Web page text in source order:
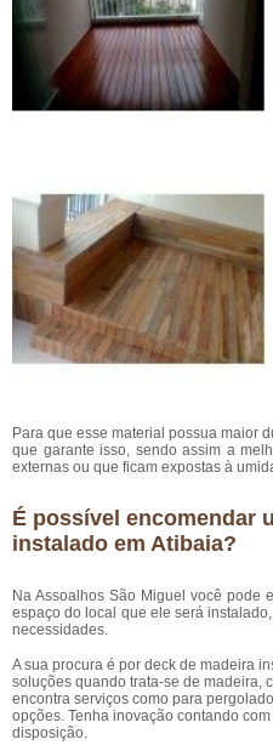
Para que esse material possua maior
que garante isso, sendo assim a
externas ou que ficam expostas à
É possível encomendar
instalado em Atibaia?
Na Assoalhos São Miguel você pode
espaço do local que ele será
necessidades.
A sua procura é por deck de madeira
soluções quando trata-se de madeira,
encontra serviços como para
opções. Tenha inovação contando
disposição.